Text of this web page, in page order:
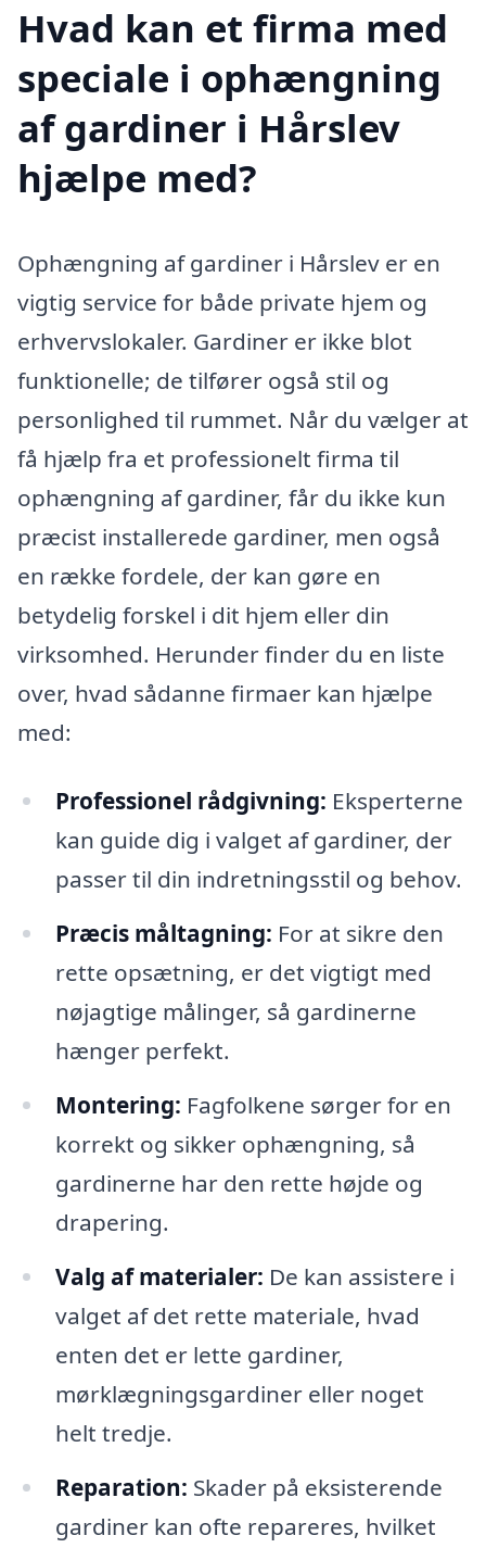
Hvad kan et firma med
speciale i ophængning
af gardiner i Hårslev
hjælpe med?
Ophængning af gardiner i Hårslev er en
vigtig service for både private hjem og
erhvervslokaler. Gardiner er ikke blot
funktionelle; de tilfører også stil og
personlighed til rummet. Når du vælger at
få hjælp fra et professionelt firma til
ophængning af gardiner, får du ikke kun
præcist installerede gardiner, men også
en række fordele, der kan gøre en
betydelig forskel i dit hjem eller din
virksomhed. Herunder finder du en liste
over, hvad sådanne firmaer kan hjælpe
med:
Professionel rådgivning: Eksperterne
kan guide dig i valget af gardiner, der
passer til din indretningsstil og behov.
Præcis måltagning: For at sikre den
rette opsætning, er det vigtigt med
nøjagtige målinger, så gardinerne
hænger perfekt.
Montering: Fagfolkene sørger for en
korrekt og sikker ophængning, så
gardinerne har den rette højde og
drapering.
Valg af materialer: De kan assistere i
valget af det rette materiale, hvad
enten det er lette gardiner,
mørklægningsgardiner eller noget
helt tredje.
Reparation: Skader på eksisterende
gardiner kan ofte repareres, hvilket